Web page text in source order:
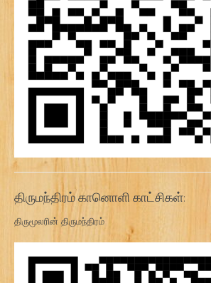
திருமந்திரம் கானொளி காட்சிகள்:
திருமூலரின் திருமந்திரம்